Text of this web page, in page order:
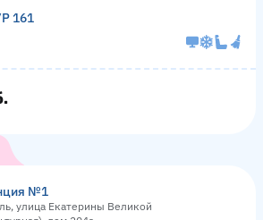
161
№1
улица Екатерины Великой